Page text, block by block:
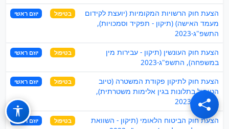
הצעת חוק הרשויות המקומיות (יועצת לקידום
מעמד האישה) (תיקון - תפקיד וסמכויות),
התשפ"ג-2023
בטיפול יוזם ראשי
הצעת חוק העונשין (תיקון - עבירות מין
במשפחה), התשפ"ג-2023
בטיפול יוזם ראשי
הצעת חוק לתיקון פקודת המשטרה (טיוב
הטיפול בתלונות בגין אלימות משטרתית),
התשפ"ג-2023
בטיפול יוזם ראשי
הצעת חוק הביטוח הלאומי (תיקון - השוואת
בטיפול יוזם ראשי